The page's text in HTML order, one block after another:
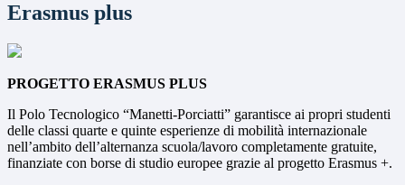
Erasmus plus
PROGETTO ERASMUS PLUS
Il Polo Tecnologico “Manetti-Porciatti” garantisce ai propri studenti
delle classi quarte e quinte esperienze di mobilità internazionale
nell’ambito dell’alternanza scuola/lavoro completamente gratuite,
finanziate con borse di studio europee grazie al progetto Erasmus +.